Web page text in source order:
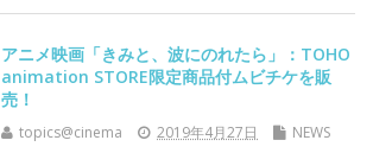
アニメ映画「きみと、波にのれたら」：TOHO
animation STORE限定商品付ムビチケを販
売！
topics@cinema 2019年4月27日 NEWS